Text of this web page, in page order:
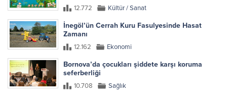
12.772 Kültür / Sanat
İnegöl’ün Cerrah Kuru Fasulyesinde Hasat
Zamanı
12.162 Ekonomi
Bornova’da çocukları şiddete karşı koruma
seferberliği
10.708 Sağlık